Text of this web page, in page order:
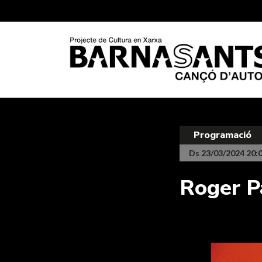
Programació
Ds 23/03/2024
Roger